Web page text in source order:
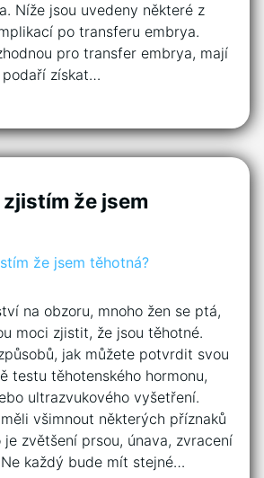
Níže jsou uvedeny některé z
po transferu embrya.
pro transfer embrya, mají
podaří získat…
že jsem
na obzoru, mnoho žen se ptá,
moci zjistit, že jsou těhotné.
jak můžete potvrdit svou
testu těhotenského hormonu,
ultrazvukového vyšetření.
všimnout některých příznaků
zvětšení prsou, únava, zvracení
každý bude mít stejné…